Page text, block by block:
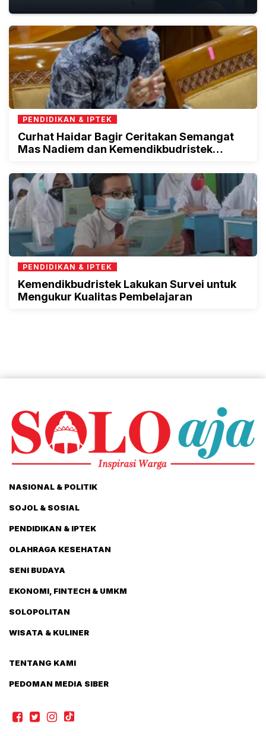
PENDIDIKAN & IPTEK
Curhat Haidar Bagir Ceritakan Semangat
Mas Nadiem dan Kemendikbudristek
PENDIDIKAN & IPTEK
Kemendikbudristek Lakukan Survei untuk
Mengukur Kualitas Pembelajaran
NASIONAL & POLITIK
SOJOL & SOSIAL
PENDIDIKAN & IPTEK
OLAHRAGA KESEHATAN
SENI BUDAYA
EKONOMI, FINTECH & UMKM
SOLOPOLITAN
WISATA & KULINER
TENTANG KAMI
PEDOMAN MEDIA SIBER